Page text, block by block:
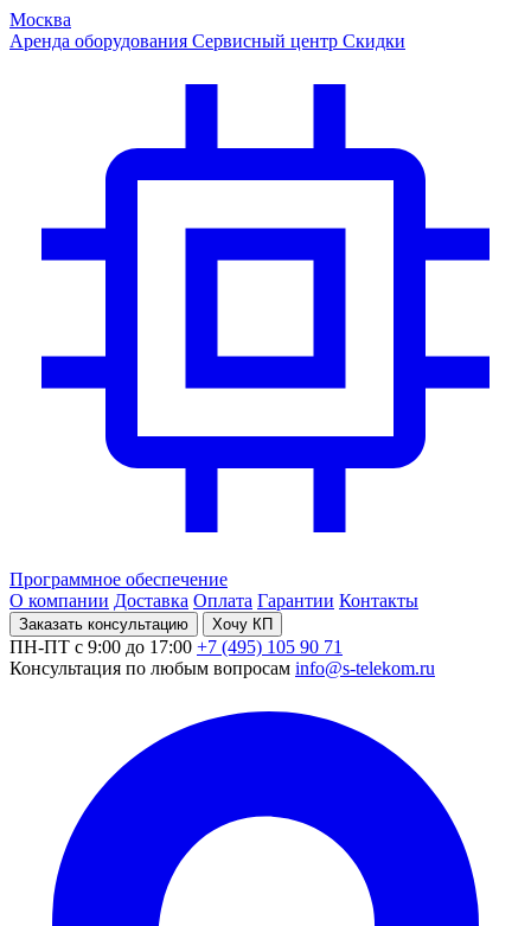
Москва
Аренда оборудования Сервисный центр Скидки
Программное обеспечение
О компании Доставка Оплата Гарантии Контакты
Заказать консультацию Хочу КП
ПН-ПТ с 9:00 до 17:00 +7 (495) 105 90 71
Консультация по любым вопросам info@s-telekom.ru